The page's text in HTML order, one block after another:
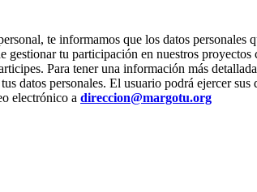
te informamos que los datos
tu participación en nuestros proyectos
Para tener una información más
datos personales. El usuario podrá ejercer
electrónico a direccion@margotu.org